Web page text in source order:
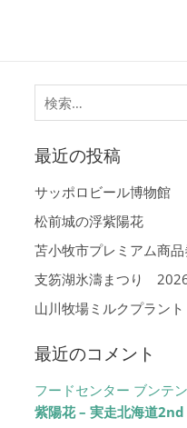
検
索:
最近の投稿
サッポロビール博物館
松前城の浮紫陽花
苫小牧市プレミアム商
支笏湖氷濤まつり
山川牧場ミルクプラント
最近のコメント
フードセンター ブンテ
紫陽花 – 実走北海道2nd